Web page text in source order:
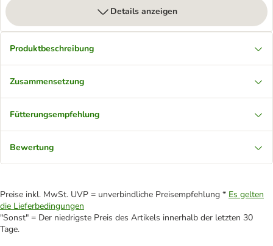
Details anzeigen
Produktbeschreibung
Zusammensetzung
Fütterungsempfehlung
Bewertung
Preise inkl. MwSt. UVP = unverbindliche Preisempfehlung * Es gelten
die Lieferbedingungen
"Sonst" = Der niedrigste Preis des Artikels innerhalb der letzten 30
Tage.